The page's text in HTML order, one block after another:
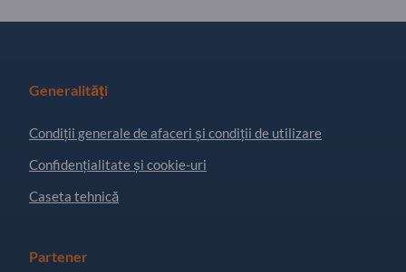
Generalități
Condiţii generale de afaceri și condiții de utilizare
Confidențialitate și cookie-uri
Caseta tehnică
Partener